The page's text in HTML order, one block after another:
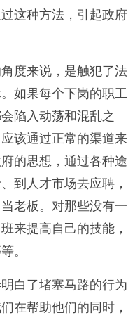
这种方法，引起政府
度来说，是触犯了法
如果每个下岗的职工
陷入动荡和混乱之
该通过正常的渠道来
的思想，通过各种途
到人才市场去应聘，
老板。对那些没有一
来提高自己的技能，
。
白了堵塞马路的行为
在帮助他们的同时，